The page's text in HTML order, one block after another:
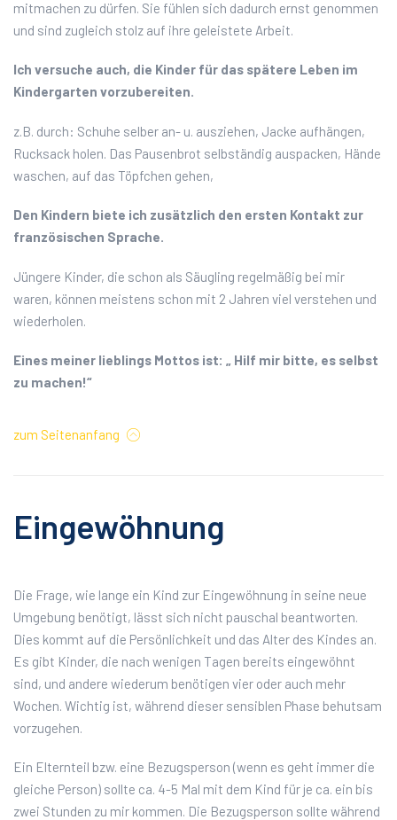
mitmachen zu dürfen. Sie fühlen sich dadurch ernst genommen
und sind zugleich stolz auf ihre geleistete Arbeit.
Ich versuche auch, die Kinder für das spätere Leben im
Kindergarten vorzubereiten.
z.B. durch: Schuhe selber an- u. ausziehen, Jacke aufhängen,
Rucksack holen. Das Pausenbrot selbständig auspacken, Hände
waschen, auf das Töpfchen gehen,
Den Kindern biete ich zusätzlich den ersten Kontakt zur
französischen Sprache.
Jüngere Kinder, die schon als Säugling regelmäßig bei mir
waren, können meistens schon mit 2 Jahren viel verstehen und
wiederholen.
Eines meiner lieblings Mottos ist: „ Hilf mir bitte, es selbst
zu machen!“
zum Seitenanfang
Eingewöhnung
Die Frage, wie lange ein Kind zur Eingewöhnung in seine neue
Umgebung benötigt, lässt sich nicht pauschal beantworten.
Dies kommt auf die Persönlichkeit und das Alter des Kindes an.
Es gibt Kinder, die nach wenigen Tagen bereits eingewöhnt
sind, und andere wiederum benötigen vier oder auch mehr
Wochen. Wichtig ist, während dieser sensiblen Phase behutsam
vorzugehen.
Ein Elternteil bzw. eine Bezugsperson (wenn es geht immer die
gleiche Person) sollte ca. 4-5 Mal mit dem Kind für je ca. ein bis
zwei Stunden zu mir kommen. Die Bezugsperson sollte während